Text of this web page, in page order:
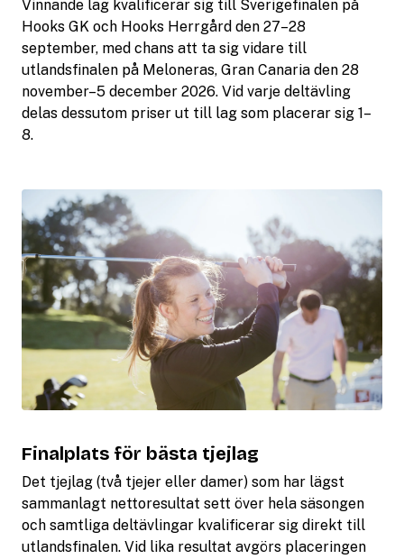
Vinnande lag kvalificerar sig till Sverigefinalen på
Hooks GK och Hooks Herrgård den 27–28
september, med chans att ta sig vidare till
utlandsfinalen på Meloneras, Gran Canaria den 28
november–5 december 2026. Vid varje deltävling
delas dessutom priser ut till lag som placerar sig 1–
8.
Finalplats för bästa tjejlag
Det tjejlag (två tjejer eller damer) som har lägst
sammanlagt nettoresultat sett över hela säsongen
och samtliga deltävlingar kvalificerar sig direkt till
utlandsfinalen. Vid lika resultat avgörs placeringen